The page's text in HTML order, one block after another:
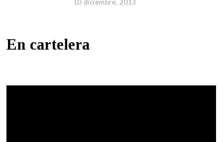
10 diciembre, 2013
En cartelera